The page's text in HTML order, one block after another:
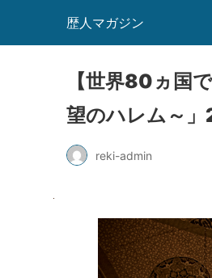
歴人マガジン
【世界80ヵ国
望のハレム～」
reki-admin